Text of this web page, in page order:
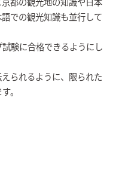
での観光知識も並行して
験に合格できるようにし
られるように、限られた
。